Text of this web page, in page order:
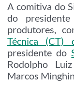
A comitiva do
do
produtores,
Técnica (CT)
presidente do
Rodolpho
Marcos